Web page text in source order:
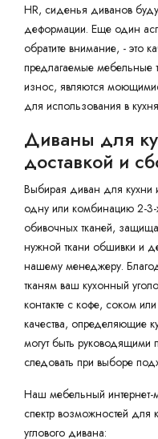
HR, сиденья диванов
деформации. Еще один
обратите внимание, - это
предлагаемые мебельные
износ, являются
для использования в
Диваны для
доставкой и
Выбирая диван для кухни
одну или комбинацию 2-
обивочных тканей,
нужной ткани обшивки и
нашему менеджеру.
тканям ваш кухонный
контакте с кофе, соком
качества, определяющие
могут быть руководящими
следовать при выборе
Наш мебельный интернет-
спектр возможностей для
углового дивана: